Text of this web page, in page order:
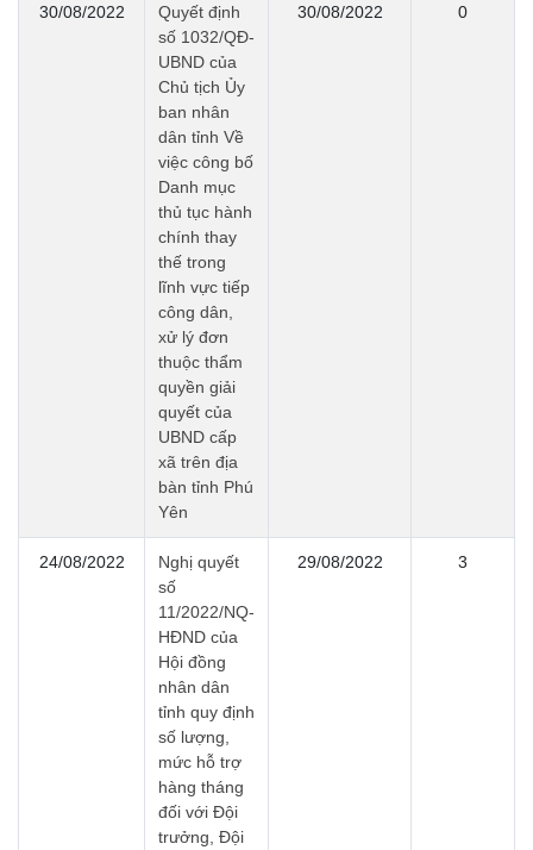
30/08/2022
Quyết định
số 1032/QĐ-
UBND của
Chủ tịch Ủy
ban nhân
dân tỉnh Về
việc công bố
Danh mục
thủ tục hành
chính thay
thế trong
lĩnh vực tiếp
công dân,
xử lý đơn
thuộc thẩm
quyền giải
quyết của
UBND cấp
xã trên địa
bàn tỉnh Phú
Yên
30/08/2022 0
24/08/2022
Nghị quyết
số
11/2022/NQ-
HĐND của
Hội đồng
nhân dân
tỉnh quy định
số lượng,
mức hỗ trợ
hàng tháng
đối với Đội
trưởng, Đội
29/08/2022 3